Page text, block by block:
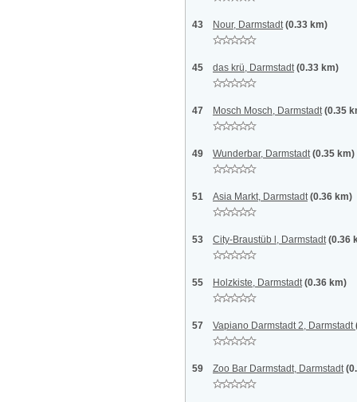
43 Nour, Darmstadt (0.33 km)
45 das krü, Darmstadt (0.33 km)
47 Mosch Mosch, Darmstadt (0.35
49 Wunderbar, Darmstadt (0.35 km)
51 Asia Markt, Darmstadt (0.36 km)
53 City-Braustüb l, Darmstadt (0.36
55 Holzkiste, Darmstadt (0.36 km)
57 Vapiano Darmstadt 2, Darmstadt
59 Zoo Bar Darmstadt, Darmstadt